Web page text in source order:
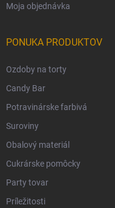
Moja objednávka
PONUKA PRODUKTOV
Ozdoby na torty
Candy Bar
Potravinárske farbivá
Suroviny
Obalový materiál
Cukrárske pomôcky
Party tovar
Príležitosti